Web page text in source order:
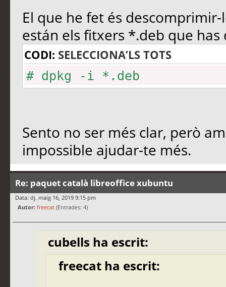
El que he fet és
están els fitxers *.deb que has
CODI: SELECCIONA’LS TOTS
# dpkg -i *.deb
Sento no ser més clar, però
impossible ajudar-te més.
Re: paquet català libreoffice xubuntu
Data: dj. maig 16, 2019 9:15 pm
Autor: freecat (Entrades: 4)
cubells ha escrit:
freecat ha escrit: